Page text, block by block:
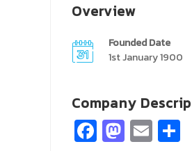
Overview
Founded Date
1st January 1900
Company
Facebook